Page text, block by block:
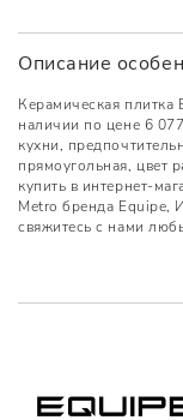
Описание
Керамическая
наличии по цене 6
кухни,
прямоугольная, цвет
купить в интернет-
Metro бренда Equipe,
свяжитесь с нами